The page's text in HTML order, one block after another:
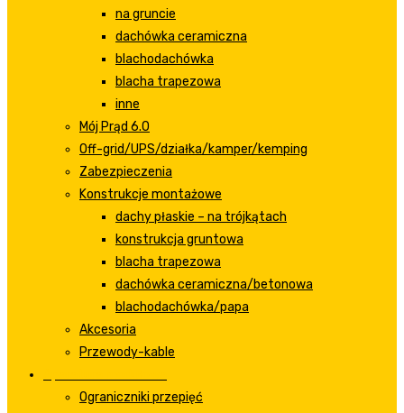
na gruncie
dachówka ceramiczna
blachodachówka
blacha trapezowa
inne
Mój Prąd 6.0
Off-grid/UPS/działka/kamper/kemping
Zabezpieczenia
Konstrukcje montażowe
dachy płaskie – na trójkątach
konstrukcja gruntowa
blacha trapezowa
dachówka ceramiczna/betonowa
blachodachówka/papa
Akcesoria
Przewody-kable
Ograniczniki przepięć